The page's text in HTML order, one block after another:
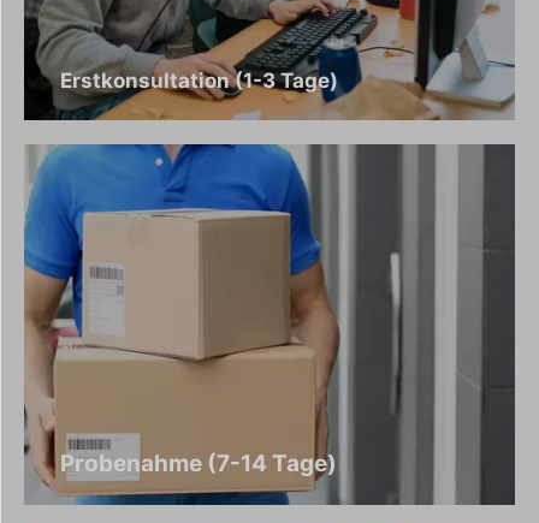
Erstkonsultation (1-3 Tage)
Probenahme (7-14 Tage)